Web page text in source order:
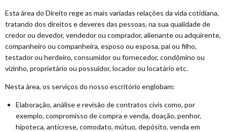
Esta área do Direito rege as mais variadas relações da vida cotidiana,
tratando dos direitos e deveres das pessoas, na sua qualidade de
credor ou devedor, vendedor ou comprador, alienante ou adquirente,
companheiro ou companheira, esposo ou esposa, pai ou filho,
testador ou herdeiro, consumidor ou fornecedor, condômino ou
vizinho, proprietário ou possuidor, locador ou locatário etc.
Nesta área, os serviços do nosso escritório englobam:
Elaboração, análise e revisão de contratos civis como, por
exemplo, compromisso de compra e venda, doação, penhor,
hipoteca, anticrese, comodato, mútuo, depósito, venda em